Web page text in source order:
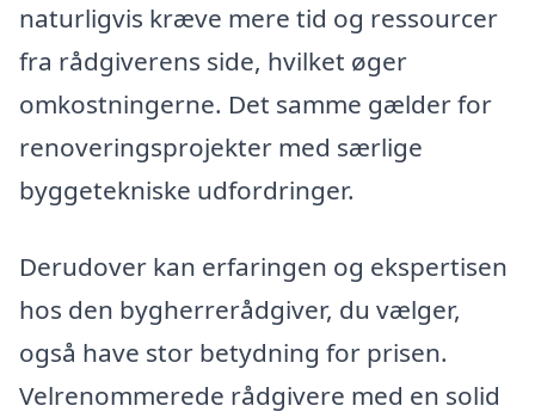
naturligvis kræve mere tid og ressourcer
fra rådgiverens side, hvilket øger
omkostningerne. Det samme gælder for
renoveringsprojekter med særlige
byggetekniske udfordringer.
Derudover kan erfaringen og ekspertisen
hos den bygherrerådgiver, du vælger,
også have stor betydning for prisen.
Velrenommerede rådgivere med en solid